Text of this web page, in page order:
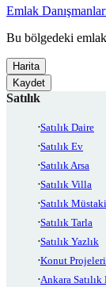
Emlak
Bu bölgedeki emlak
Harita
Kaydet
Satılık
Satılık Daire
Satılık Ev
Satılık Arsa
Satılık Villa
Satılık
Satılık Tarla
Satılık Yazlık
Konut Projeleri
Ankara Satılık